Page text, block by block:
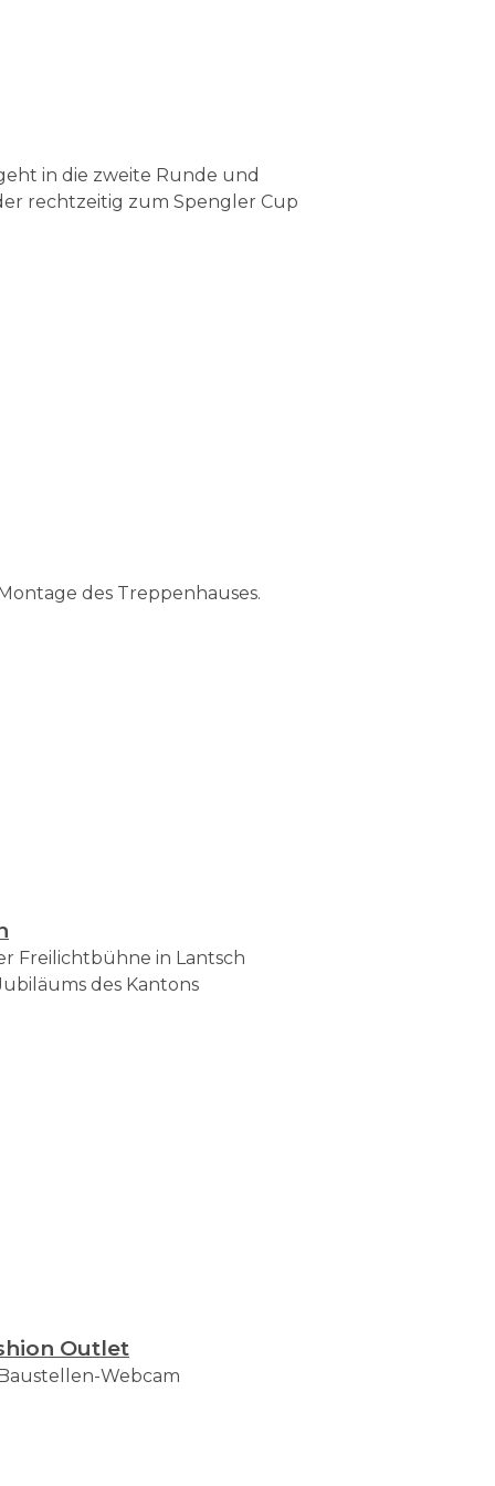
in die zweite Runde und
rechtzeitig zum Spengler Cup
des Treppenhauses.
Freilichtbühne in Lantsch
des Kantons
Outlet
Webcam